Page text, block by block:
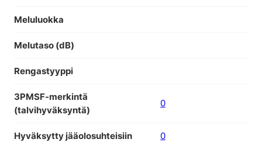
Meluluokka
Melutaso (dB)
Rengastyyppi
3PMSF-merkintä
(talvihyväksyntä)
0
Hyväksytty jääolosuhteisiin 0